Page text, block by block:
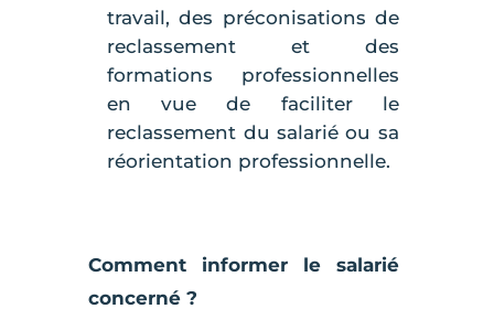
travail, des préconisations de
reclassement et des
formations professionnelles
en vue de faciliter le
reclassement du salarié ou sa
réorientation professionnelle.
Comment informer le salarié
concerné ?